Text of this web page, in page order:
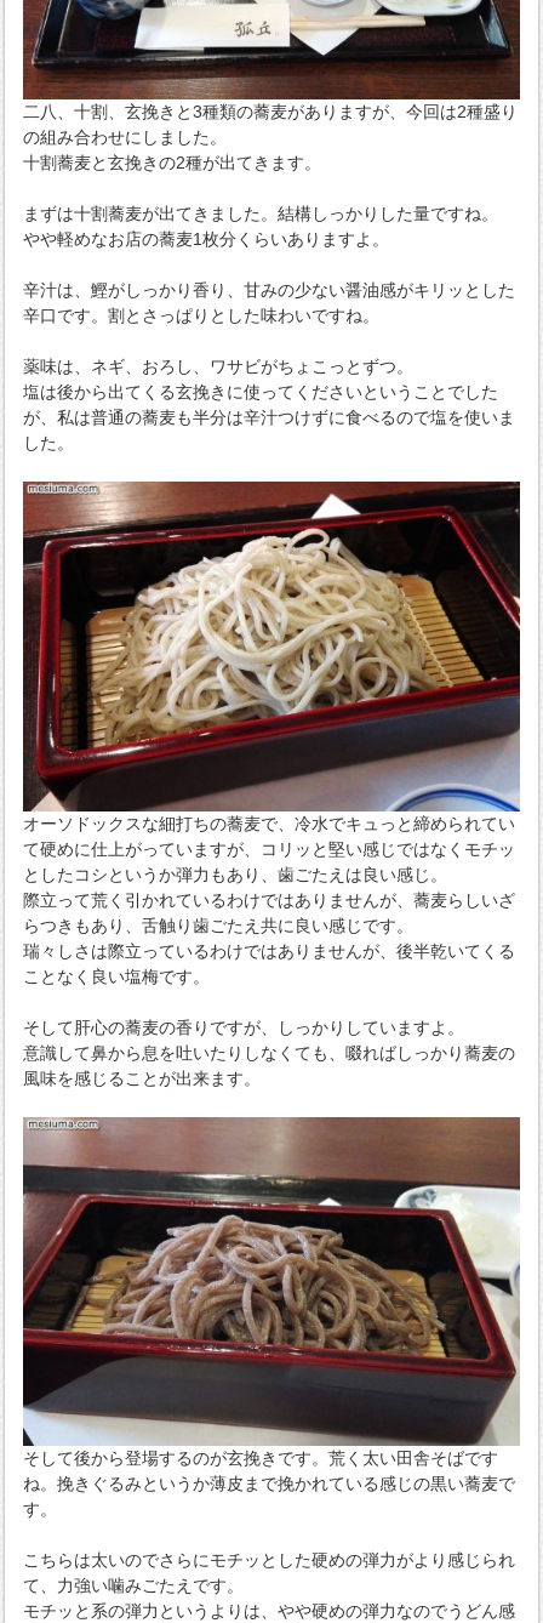
二八、十割、玄挽きと3種類の蕎麦がありますが、今回は2種盛り
の組み合わせにしました。
十割蕎麦と玄挽きの2種が出てきます。
まずは十割蕎麦が出てきました。結構しっかりした量ですね。
やや軽めなお店の蕎麦1枚分くらいありますよ。
辛汁は、鰹がしっかり香り、甘みの少ない醤油感がキリッとした
辛口です。割とさっぱりとした味わいですね。
薬味は、ネギ、おろし、ワサビがちょこっとずつ。
塩は後から出てくる玄挽きに使ってくださいということでした
が、私は普通の蕎麦も半分は辛汁つけずに食べるので塩を使いま
した。
オーソドックスな細打ちの蕎麦で、冷水でキュっと締められてい
て硬めに仕上がっていますが、コリッと堅い感じではなくモチッ
としたコシというか弾力もあり、歯ごたえは良い感じ。
際立って荒く引かれているわけではありませんが、蕎麦らしいざ
らつきもあり、舌触り歯ごたえ共に良い感じです。
瑞々しさは際立っているわけではありませんが、後半乾いてくる
ことなく良い塩梅です。
そして肝心の蕎麦の香りですが、しっかりしていますよ。
意識して鼻から息を吐いたりしなくても、啜ればしっかり蕎麦の
風味を感じることが出来ます。
そして後から登場するのが玄挽きです。荒く太い田舎そばです
ね。挽きぐるみというか薄皮まで挽かれている感じの黒い蕎麦で
す。
こちらは太いのでさらにモチッとした硬めの弾力がより感じられ
て、力強い噛みごたえです。
モチッと系の弾力というよりは、やや硬めの弾力なのでうどん感